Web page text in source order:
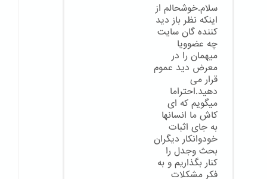
سلام.خوشحالم از
اینکه نظر باز دید
کننده گان سایت
چه عضوویا
میهمان را در
معرض دید عموم
قرار می
دهید.احتراما
میگویم که ای
کاش ما انسانها
به جای اثبات
خودوانکار دیگران
بحث وجدل را
کنار بگذاریم و به
فکر مشکلات